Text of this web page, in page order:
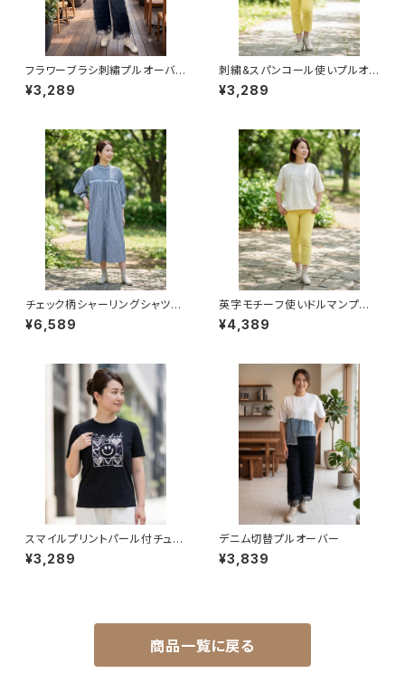
フラワーブラシ刺繡プルオーバ
ー
¥3,289
刺繍&スパンコール使いプルオ
ーバー
¥3,289
チェック柄シャーリングシャツワ
ンピース
¥6,589
英字モチーフ使いドルマンプル
オーバー
¥4,389
スマイルプリントパール付チュニ
ック
¥3,289
デニム切替プルオーバー
¥3,839
商品一覧に戻る